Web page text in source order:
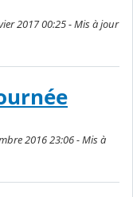
2017 00:25 - Mis à jour
2016 23:06 - Mis à